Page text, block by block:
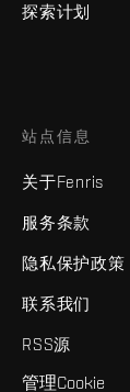
探索计划
站点信息
关于Fenris
服务条款
隐私保护政策
联系我们
RSS源
管理Cookie